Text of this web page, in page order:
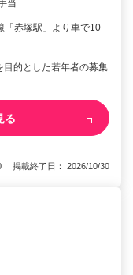
当
「赤塚駅」より車で10
的とした若年者の募集
る
掲載終了日： 2026/10/30